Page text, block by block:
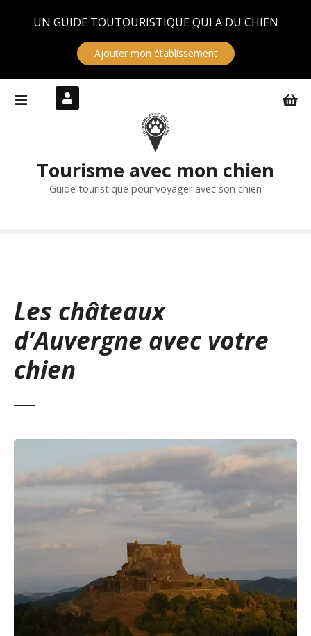
UN GUIDE TOUTOURISTIQUE QUI A DU CHIEN
Ajouter mon établissement
Tourisme avec mon chien
Guide touristique pour voyager avec son chien
Les châteaux
d’Auvergne avec votre
chien